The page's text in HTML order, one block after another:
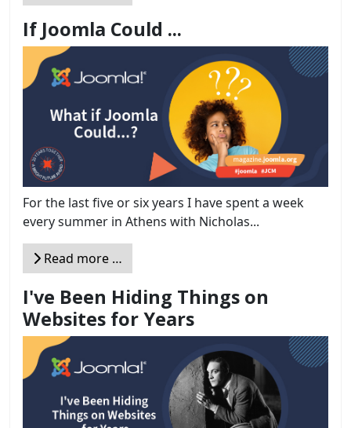
If Joomla Could ...
For the last five or six years I have spent a week
every summer in Athens with Nicholas...
Read more …
I've Been Hiding Things on
Websites for Years